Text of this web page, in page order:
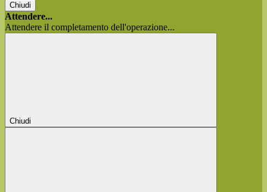
Chiudi
Attendere...
Attendere il completamento dell'operazione...
Chiudi